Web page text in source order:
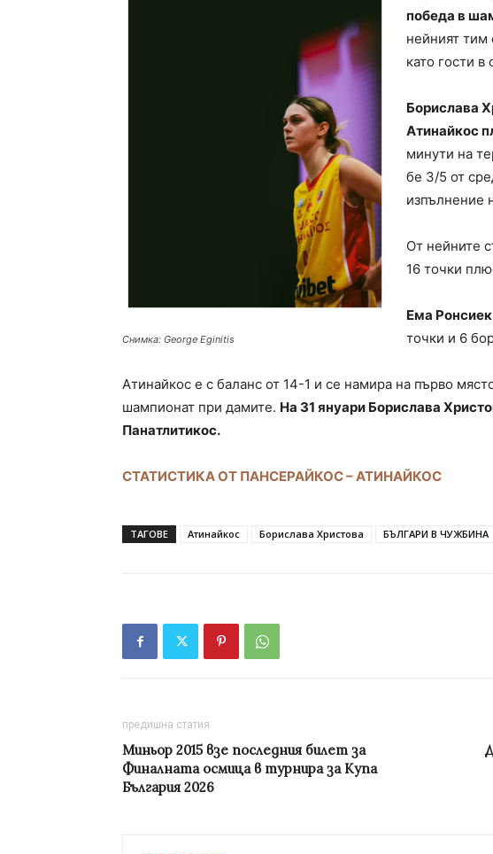
Снимка: George Eginitis
победа в
нейният тим
като гости в
Борислава
Атинайкос
минути на
бе 3/5 от
изпълнение
От нейните
16 точки
Ема Ронсиек
точки и 6
Атинайкос е с баланс от 14-1 и се намира на първо
шампионат при дамите. На 31 януари Борислава
Панатлитикос.
СТАТИСТИКА ОТ ПАНСЕРАЙКОС – АТИНАЙКОС
ТАГОВЕ Атинайкос Борислава Христова БЪЛГАРИ В ЧУЖБИНА
предишна статия
Миньор 2015 взе последния билет за
Финалната осмица в турнира за Купа
България 2026